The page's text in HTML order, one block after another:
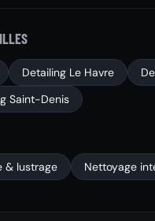
Detailing Le Havre
Saint-Denis
& lustrage Nettoyage